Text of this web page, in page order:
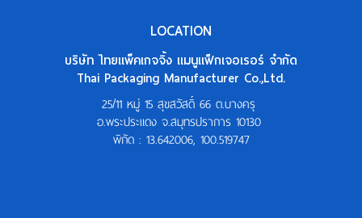
LOCATION
บริษัท ไทยแพ็คเกจจิ้ง แมนูแฟ็กเจอเรอร์ จำกัด
Thai Packaging Manufacturer Co.,Ltd.
25/11 หมู่ 15 สุขสวัสดิ์ 66 ต.บางครุ
อ.พระประแดง จ.สมุทรปราการ 10130
พิกัด : 13.642006, 100.519747